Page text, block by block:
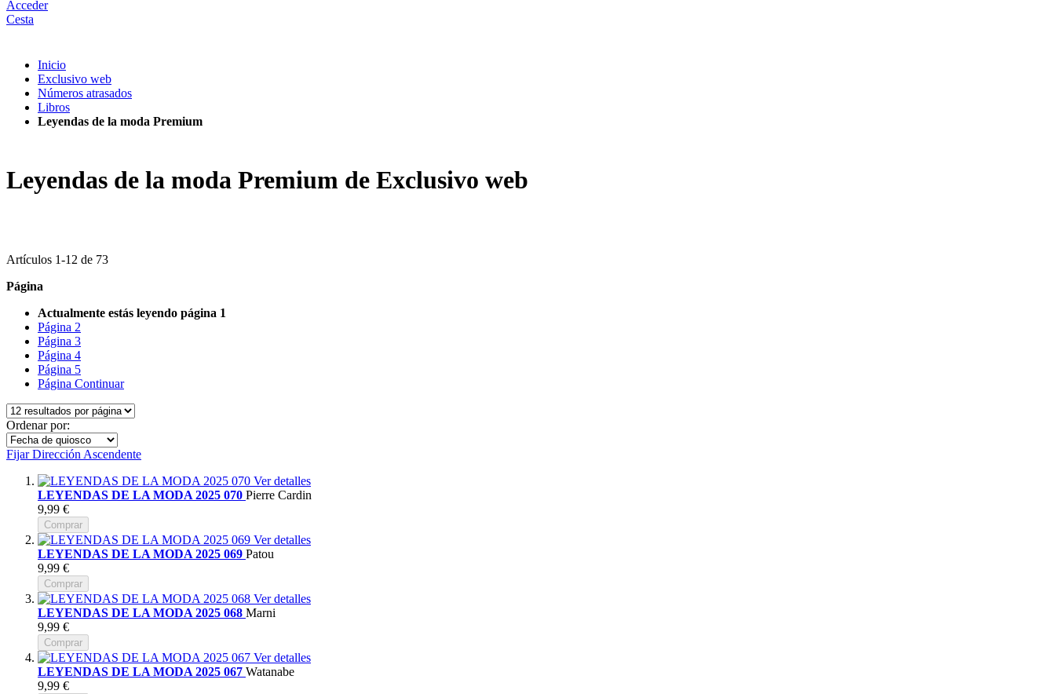
Acceder
Cesta
Inicio
Exclusivo web
Números atrasados
Libros
Leyendas de la moda Premium
Leyendas de la moda Premium de Exclusivo web
Artículos 1-12 de 73
Página
Actualmente estás leyendo página 1
Página 2
Página 3
Página 4
Página 5
Página Continuar
Ordenar por:
Fijar Dirección Ascendente
Ver detalles
LEYENDAS DE LA MODA 2025 070 Pierre Cardin
9,99 €
Comprar
Ver detalles
LEYENDAS DE LA MODA 2025 069 Patou
9,99 €
Comprar
Ver detalles
LEYENDAS DE LA MODA 2025 068 Marni
9,99 €
Comprar
Ver detalles
LEYENDAS DE LA MODA 2025 067 Watanabe
9,99 €